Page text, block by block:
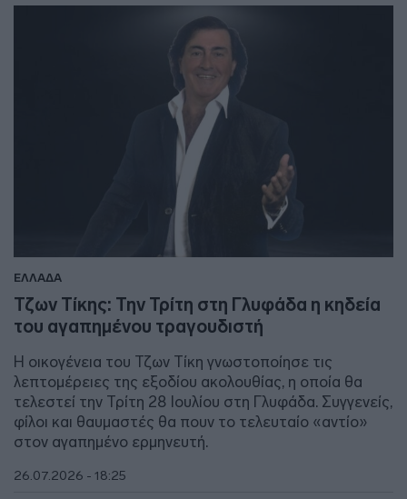
ΕΛΛΑΔΑ
Τζων Τίκης: Την Τρίτη στη Γλυφάδα η κηδεία
του αγαπημένου τραγουδιστή
Η οικογένεια του Τζων Τίκη γνωστοποίησε τις
λεπτομέρειες της εξοδίου ακολουθίας, η οποία θα
τελεστεί την Τρίτη 28 Ιουλίου στη Γλυφάδα. Συγγενείς,
φίλοι και θαυμαστές θα πουν το τελευταίο «αντίο»
στον αγαπημένο ερμηνευτή.
26.07.2026 - 18:25